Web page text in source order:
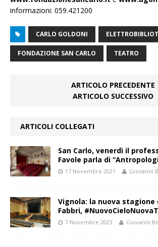
informazioni: 059.421200
CARLO GOLDONI
FONDAZIONE SAN CARLO TEATRO
ARTICOLO PRECEDENTE
ARTICOLO SUCCESSIVO
ARTICOLI COLLEGATI
San Carlo, venerdì il
Favole parla di
17 Novembre 2021 Giovanni
Vignola: la nuova stagione
Fabbri,
7 Novembre 2023 Giovanni